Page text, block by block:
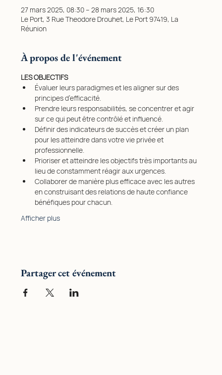
27 mars 2025, 08:30 – 28 mars 2025, 16:30
Le Port, 3 Rue Theodore Drouhet, Le Port 97419, La
Réunion
À propos de l'événement
LES OBJECTIFS
Évaluer leurs paradigmes et les aligner sur des
principes d’efficacité.
Prendre leurs responsabilités, se concentrer et agir
sur ce qui peut être contrôlé et influencé.
Définir des indicateurs de succès et créer un plan
pour les atteindre dans votre vie privée et
professionnelle.
Prioriser et atteindre les objectifs très importants au
lieu de constamment réagir aux urgences.
Collaborer de manière plus efficace avec les autres
en construisant des relations de haute confiance
bénéfiques pour chacun.
Afficher plus
Partager cet événement